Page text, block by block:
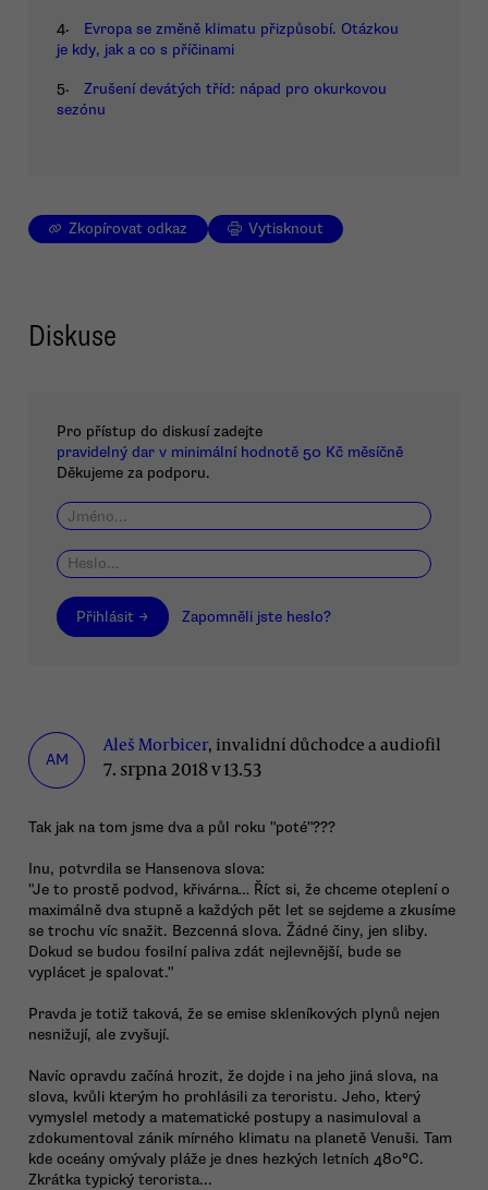
4.
Evropa se změně klimatu přizpůsobí. Otázkou
je kdy, jak a co s příčinami
5.
Zrušení devátých tříd: nápad pro okurkovou
sezónu
Zkopírovat odkaz Vytisknout
Diskuse
Pro přístup do diskusí zadejte
pravidelný dar v minimální hodnotě 50 Kč měsíčně
Děkujeme za podporu.
Přihlásit → Zapomněli jste heslo?
AM
Aleš Morbicer, invalidní důchodce a audiofil
7. srpna 2018 v 13.53
Tak jak na tom jsme dva a půl roku "poté"???
Inu, potvrdila se Hansenova slova:
"Je to prostě podvod, křivárna… Říct si, že chceme oteplení o
maximálně dva stupně a každých pět let se sejdeme a zkusíme
se trochu víc snažit. Bezcenná slova. Žádné činy, jen sliby.
Dokud se budou fosilní paliva zdát nejlevnější, bude se
vyplácet je spalovat."
Pravda je totiž taková, že se emise skleníkových plynů nejen
nesnižují, ale zvyšují.
Navíc opravdu začíná hrozit, že dojde i na jeho jiná slova, na
slova, kvůli kterým ho prohlásili za teroristu. Jeho, který
vymyslel metody a matematické postupy a nasimuloval a
zdokumentoval zánik mírného klimatu na planetě Venuši. Tam
kde oceány omývaly pláže je dnes hezkých letních 480°C.
Zkrátka typický terorista...